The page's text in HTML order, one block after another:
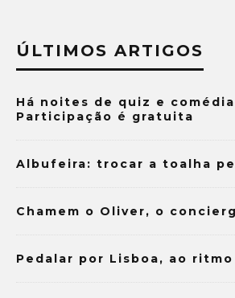
ÚLTIMOS ARTIGOS
Há noites de quiz e comédia
Participação é gratuita
Albufeira: trocar a toalha
Chamem o Oliver, o
Pedalar por Lisboa, ao